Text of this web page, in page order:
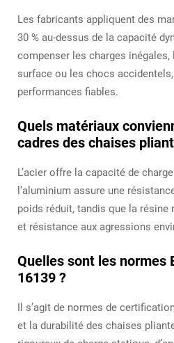
Les fabricants appliquent des
30 % au-dessus de la capacité
compenser les charges
surface ou les chocs
performances fiables.
Quels matériaux
cadres des chaises
L’acier offre la capacité de
l’aluminium assure une
poids réduit, tandis que la résine
et résistance aux agressions
Quelles sont les normes
16139 ?
Il s’agit de normes de
et la durabilité des chaises